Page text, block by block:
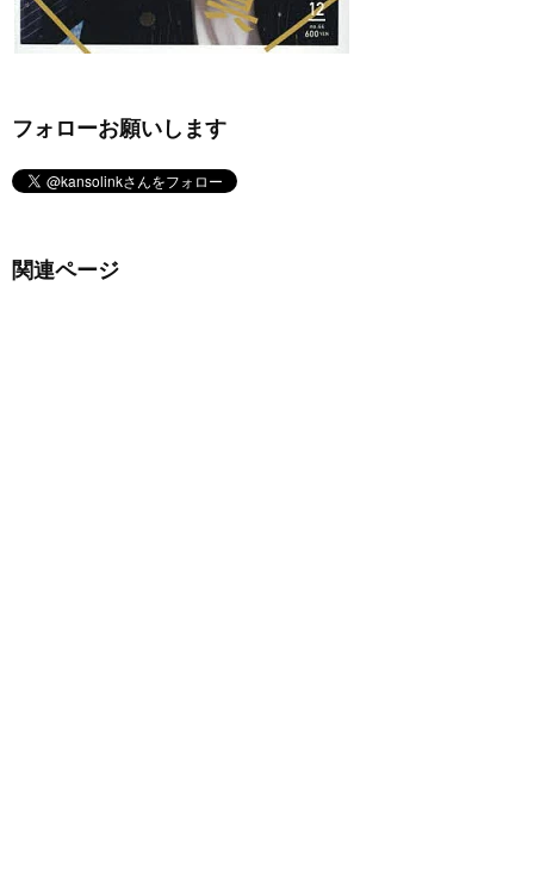
フォローお願いします
関連ページ